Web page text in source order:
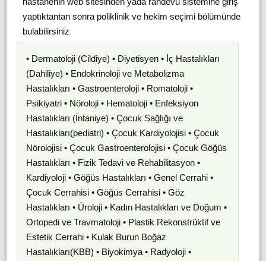
yaptıktantan sonra poliklinik ve hekim seçimi bölümünde
bulabilirsiniz
• Dermatoloji (Cildiye) • Diyetisyen • İç Hastalıkları
(Dahiliye) • Endokrinoloji ve Metabolizma
Hastalıkları • Gastroenteroloji • Romatoloji •
Psikiyatri • Nöroloji • Hematoloji • Enfeksiyon
Hastalıkları (İntaniye) • Çocuk Sağlığı ve
Hastalıkları(pediatri) • Çocuk Kardiyolojisi • Çocuk
Nörolojisi • Çocuk Gastroenterolojisi • Çocuk Göğüs
Hastalıkları • Fizik Tedavi ve Rehabilitasyon •
Kardiyoloji • Göğüs Hastalıkları • Genel Cerrahi •
Çocuk Cerrahisi • Göğüs Cerrahisi • Göz
Hastalıkları • Üroloji • Kadın Hastalıkları ve Doğum •
Ortopedi ve Travmatoloji • Plastik Rekonstrüktif ve
Estetik Cerrahi • Kulak Burun Boğaz
Hastalıkları(KBB) • Biyokimya • Radyoloji •